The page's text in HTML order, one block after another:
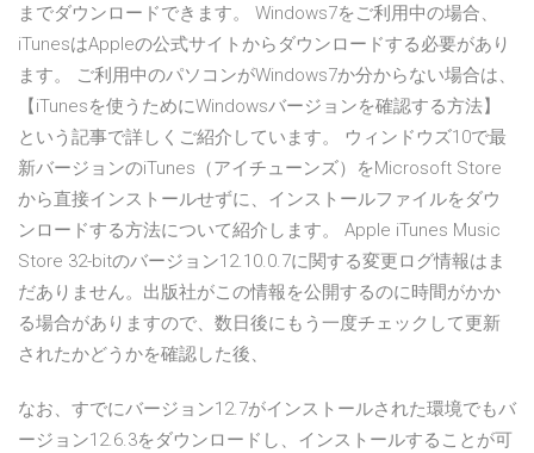
までダウンロードできます。 Windows7をご利用中の場合、
iTunesはAppleの公式サイトからダウンロードする必要があり
ます。 ご利用中のパソコンがWindows7か分からない場合は、
【iTunesを使うためにWindowsバージョンを確認する方法】
という記事で詳しくご紹介しています。 ウィンドウズ10で最
新バージョンのiTunes（アイチューンズ）をMicrosoft Store
から直接インストールせずに、インストールファイルをダウ
ンロードする方法について紹介します。 Apple iTunes Music
Store 32-bitのバージョン12.10.0.7に関する変更ログ情報はま
だありません。出版社がこの情報を公開するのに時間がかか
る場合がありますので、数日後にもう一度チェックして更新
されたかどうかを確認した後、
なお、すでにバージョン12.7がインストールされた環境でもバ
ージョン12.6.3をダウンロードし、インストールすることが可